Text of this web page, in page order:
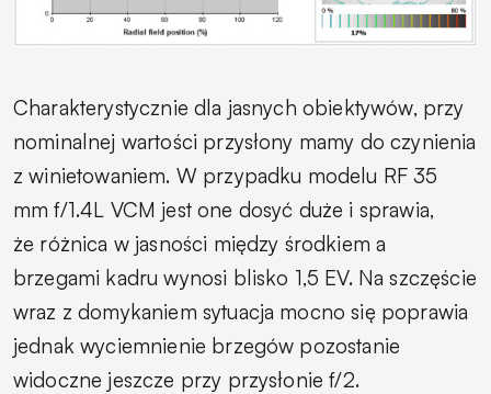
Charakterystycznie dla jasnych obiektywów, przy
nominalnej wartości przysłony mamy do czynienia
z winietowaniem. W przypadku modelu RF 35
mm f/1.4L VCM jest one dosyć duże i sprawia,
że różnica w jasności między środkiem a
brzegami kadru wynosi blisko 1,5 EV. Na szczęście
wraz z domykaniem sytuacja mocno się poprawia
jednak wyciemnienie brzegów pozostanie
widoczne jeszcze przy przysłonie f/2.